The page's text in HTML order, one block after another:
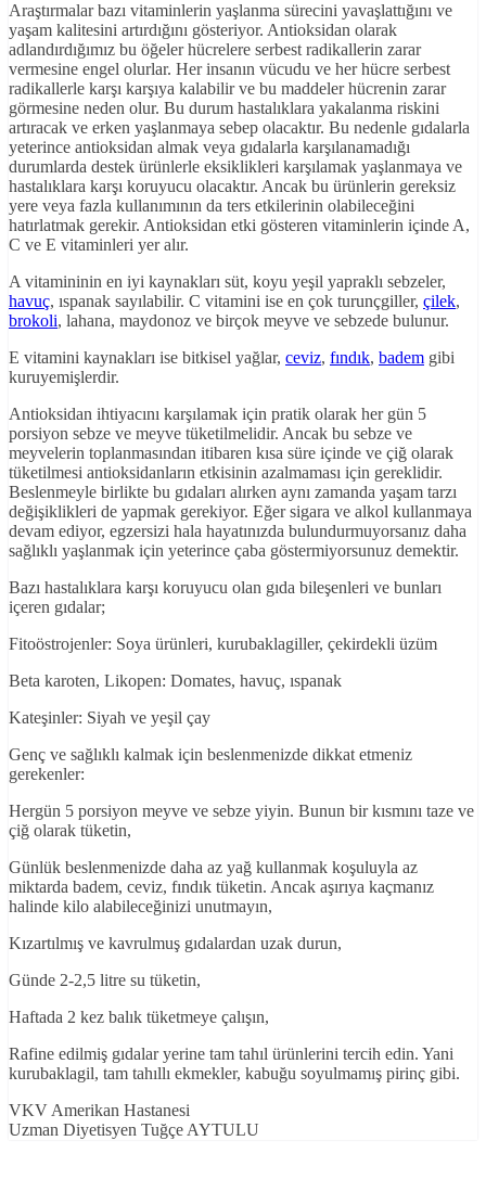
Araştırmalar bazı vitaminlerin yaşlanma sürecini yavaşlattığını ve
yaşam kalitesini artırdığını gösteriyor. Antioksidan olarak
adlandırdığımız bu öğeler hücrelere serbest radikallerin zarar
vermesine engel olurlar. Her insanın vücudu ve her hücre serbest
radikallerle karşı karşıya kalabilir ve bu maddeler hücrenin zarar
görmesine neden olur. Bu durum hastalıklara yakalanma riskini
artıracak ve erken yaşlanmaya sebep olacaktır. Bu nedenle gıdalarla
yeterince antioksidan almak veya gıdalarla karşılanamadığı
durumlarda destek ürünlerle eksiklikleri karşılamak yaşlanmaya ve
hastalıklara karşı koruyucu olacaktır. Ancak bu ürünlerin gereksiz
yere veya fazla kullanımının da ters etkilerinin olabileceğini
hatırlatmak gerekir. Antioksidan etki gösteren vitaminlerin içinde A,
C ve E vitaminleri yer alır.
A vitamininin en iyi kaynakları süt, koyu yeşil yapraklı sebzeler,
havuç, ıspanak sayılabilir. C vitamini ise en çok turunçgiller, çilek,
brokoli, lahana, maydonoz ve birçok meyve ve sebzede bulunur.
E vitamini kaynakları ise bitkisel yağlar, ceviz, fındık, badem gibi
kuruyemişlerdir.
Antioksidan ihtiyacını karşılamak için pratik olarak her gün 5
porsiyon sebze ve meyve tüketilmelidir. Ancak bu sebze ve
meyvelerin toplanmasından itibaren kısa süre içinde ve çiğ olarak
tüketilmesi antioksidanların etkisinin azalmaması için gereklidir.
Beslenmeyle birlikte bu gıdaları alırken aynı zamanda yaşam tarzı
değişiklikleri de yapmak gerekiyor. Eğer sigara ve alkol kullanmaya
devam ediyor, egzersizi hala hayatınızda bulundurmuyorsanız daha
sağlıklı yaşlanmak için yeterince çaba göstermiyorsunuz demektir.
Bazı hastalıklara karşı koruyucu olan gıda bileşenleri ve bunları
içeren gıdalar;
Fitoöstrojenler: Soya ürünleri, kurubaklagiller, çekirdekli üzüm
Beta karoten, Likopen: Domates, havuç, ıspanak
Kateşinler: Siyah ve yeşil çay
Genç ve sağlıklı kalmak için beslenmenizde dikkat etmeniz
gerekenler:
Hergün 5 porsiyon meyve ve sebze yiyin. Bunun bir kısmını taze ve
çiğ olarak tüketin,
Günlük beslenmenizde daha az yağ kullanmak koşuluyla az
miktarda badem, ceviz, fındık tüketin. Ancak aşırıya kaçmanız
halinde kilo alabileceğinizi unutmayın,
Kızartılmış ve kavrulmuş gıdalardan uzak durun,
Günde 2-2,5 litre su tüketin,
Haftada 2 kez balık tüketmeye çalışın,
Rafine edilmiş gıdalar yerine tam tahıl ürünlerini tercih edin. Yani
kurubaklagil, tam tahıllı ekmekler, kabuğu soyulmamış pirinç gibi.
VKV Amerikan Hastanesi
Uzman Diyetisyen Tuğçe AYTULU